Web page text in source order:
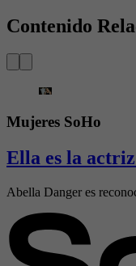
Contenido
Mujeres SoHo
Ella es la
Abella Danger es